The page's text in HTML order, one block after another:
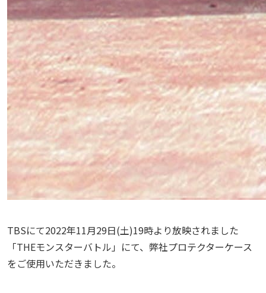
TBSにて2022年11月29日(土)19時より放映されました
「THEモンスターバトル」にて、弊社プロテクターケース
をご使用いただきました。